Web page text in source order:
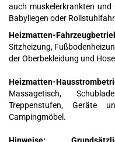
auch muskelerkrankten
Babyliegen oder
Heizmatten-
Sitzheizung,
der Oberbekleidung und
Heizmatten-
Massagetisch,
Treppenstufen, Geräte
Campingmöbel.